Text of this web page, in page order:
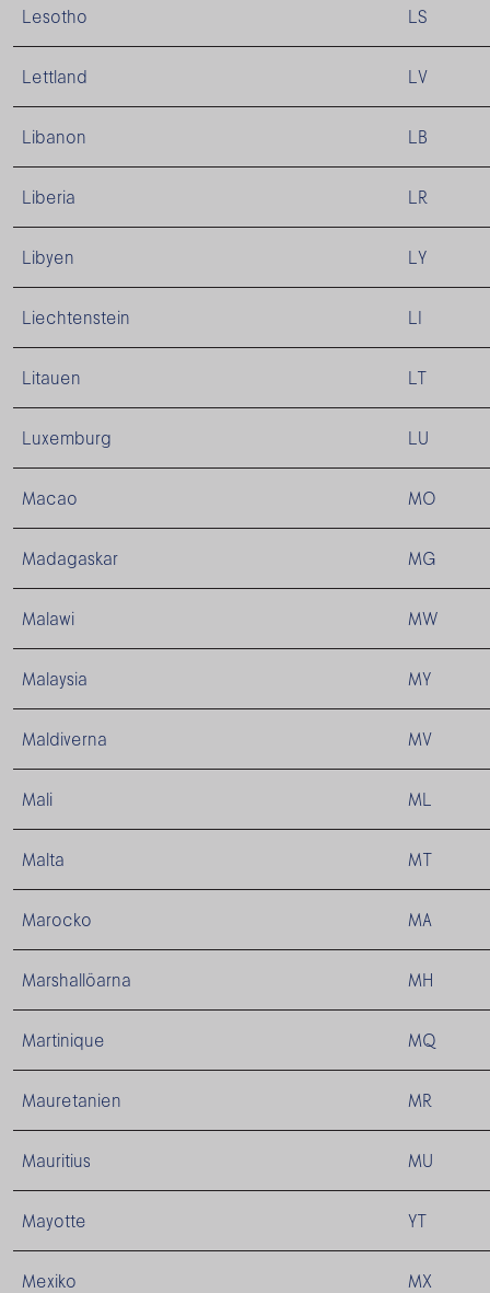
Lesotho LS
Lettland LV
Libanon LB
Liberia LR
Libyen LY
Liechtenstein LI
Litauen LT
Luxemburg LU
Macao MO
Madagaskar MG
Malawi MW
Malaysia MY
Maldiverna MV
Mali ML
Malta MT
Marocko MA
Marshallöarna MH
Martinique MQ
Mauretanien MR
Mauritius MU
Mayotte YT
Mexiko MX